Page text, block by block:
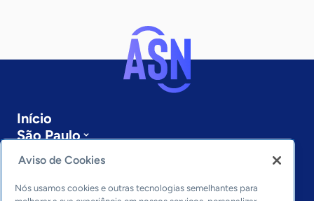
Início
São Paulo
Sobre a ASN
Últimas notícias
Entre em contato
Aviso de Cookies
Nós usamos cookies e outras tecnologias semelhantes para